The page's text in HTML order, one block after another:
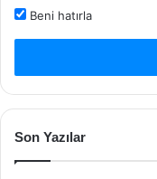
Beni hatırla
Son Yazılar